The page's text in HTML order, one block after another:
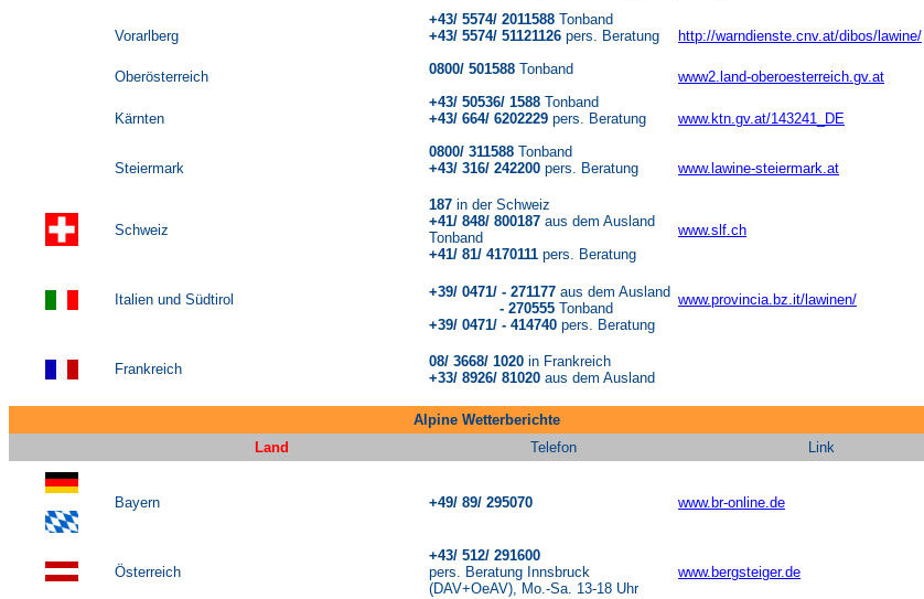
Vorarlberg
+43/ 5574/ 2011588 Tonband
+43/ 5574/ 51121126 pers. Beratung http://warndienste.cnv.at/dibos/lawine/
Oberösterreich 0800/ 501588 Tonband www2.land-oberoesterreich.gv.at
Kärnten
+43/ 50536/ 1588 Tonband
+43/ 664/ 6202229 pers. Beratung www.ktn.gv.at/143241_DE
Steiermark
0800/ 311588 Tonband
+43/ 316/ 242200 pers. Beratung www.lawine-steiermark.at
Schweiz
187 in der Schweiz
+41/ 848/ 800187 aus dem Ausland
Tonband
+41/ 81/ 4170111 pers. Beratung
www.slf.ch
Italien und Südtirol +39/ 0471/ - 271177 aus dem Ausland
- 270555 Tonband
+39/ 0471/ - 414740 pers. Beratung
www.provincia.bz.it/lawinen/
Frankreich 08/ 3668/ 1020 in Frankreich
+33/ 8926/ 81020 aus dem Ausland
Alpine Wetterberichte
Land
Telefon Link
Bayern +49/ 89/ 295070 www.br-online.de
Österreich
+43/ 512/ 291600
pers. Beratung Innsbruck
(DAV+OeAV), Mo.-Sa. 13-18 Uhr
www.bergsteiger.de